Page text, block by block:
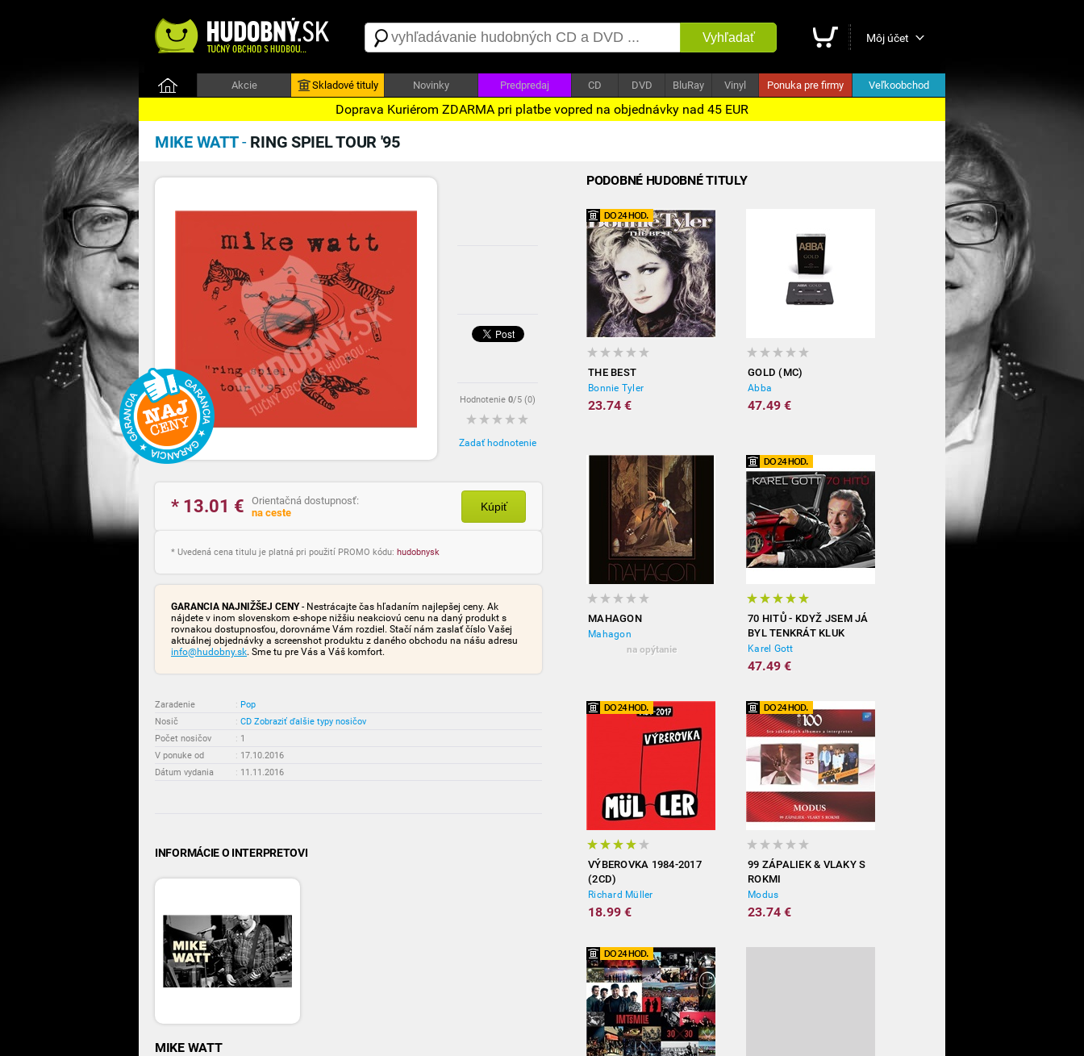
Vyhľadať Môj účet
Akcie Skladové tituly Novinky Predpredaj CD DVD BluRay Vinyl Ponuka pre firmy Veľkoobchod
Doprava Kuriérom ZDARMA pri platbe vopred na objednávky nad 45 EUR
MIKE WATT- RING SPIEL TOUR '95
Hodnotenie 0/5 (0)
Zadať hodnotenie
* 13.01 €
Orientačná dostupnosť:
na ceste
Kúpiť
* Uvedená cena titulu je platná pri použití PROMO kódu: hudobnysk
GARANCIA NAJNIŽŠEJ CENY- Nestrácajte čas hľadaním najlepšej ceny. Ak
nájdete v inom slovenskom e-shope nižšiu neakciovú cenu na daný produkt s
rovnakou dostupnosťou, dorovnáme Vám rozdiel. Stačí nám zaslať číslo Vašej
aktuálnej objednávky a screenshot produktu z daného obchodu na nášu adresu
info@hudobny.sk. Sme tu pre Vás a Váš komfort.
Zaradenie : Pop
Nosič
: CD Zobraziť ďalšie typy nosičov
Počet nosičov
: 1
V ponuke od
: 17.10.2016
Dátum vydania
: 11.11.2016
INFORMÁCIE O INTERPRETOVI
MIKE WATT
PODOBNÉ HUDOBNÉ TITULY
THE BEST
Bonnie Tyler
23.74 €
GOLD (MC)
Abba
47.49 €
MAHAGON
Mahagon
na opýtanie
70 HITŮ - KDYŽ JSEM JÁ
BYL TENKRÁT KLUK
(3CD)
Karel Gott
47.49 €
VÝBEROVKA 1984-2017
(2CD)
Richard Müller
18.99 €
99 ZÁPALIEK & VLAKY S
ROKMI
Modus
23.74 €